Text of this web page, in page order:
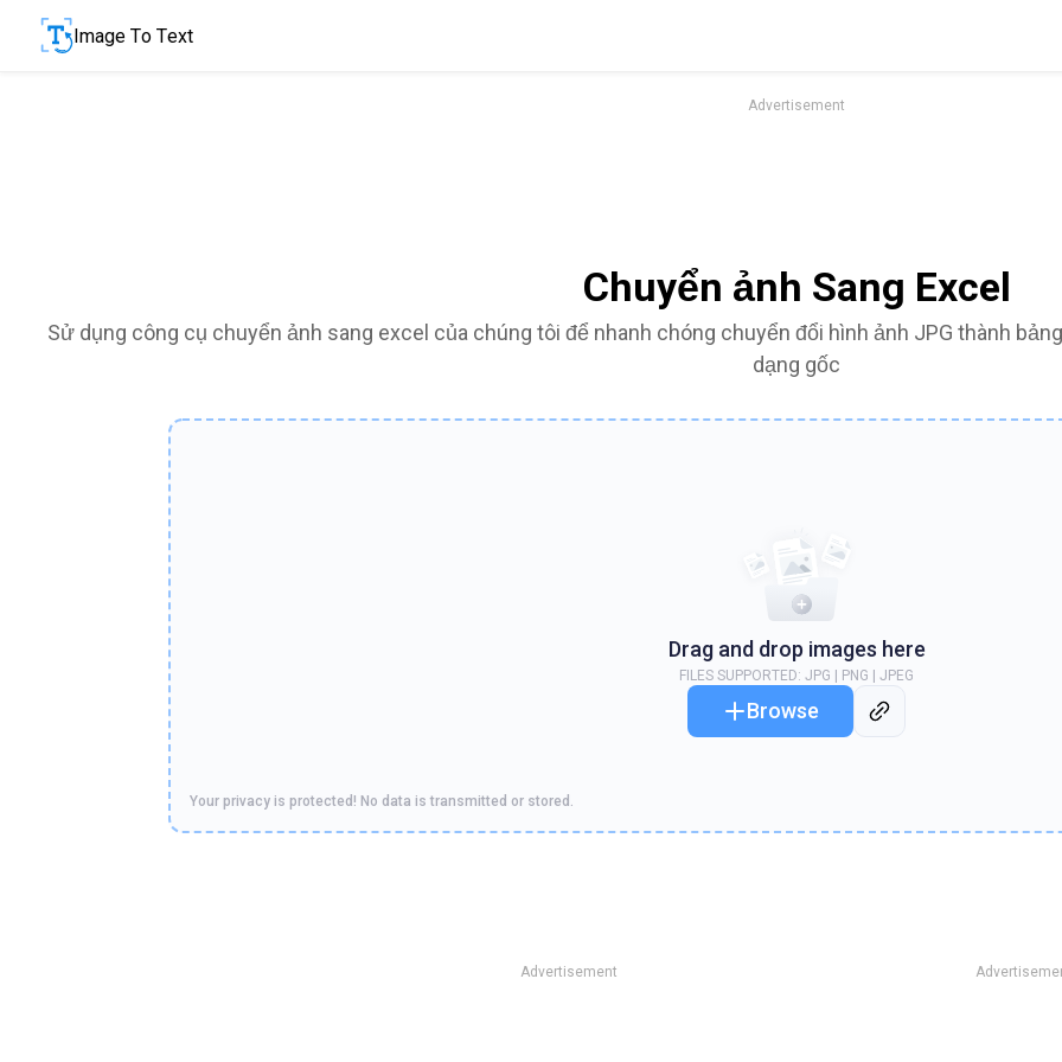
Image To Text
Advertisement
Chuyển ảnh Sang Excel
Sử dụng công cụ chuyển ảnh sang excel của chúng tôi để nhanh chóng chuyển đổi hình ảnh JPG thành
dạng gốc
Drag and drop images here
FILES SUPPORTED: JPG | PNG | JPEG
Browse
Your privacy is protected! No data is transmitted or stored.
Advertisement